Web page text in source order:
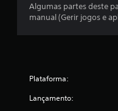
Algumas partes deste
manual (Gerir jogos e
Plataforma:
Lançamento: